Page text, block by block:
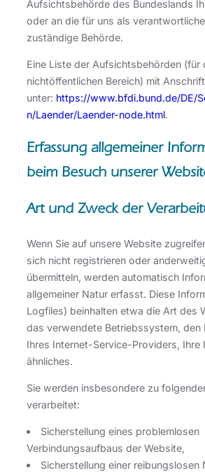
Aufsichtsbehörde des Bundeslands
oder an die für uns als
zuständige Behörde.
Eine Liste der Aufsichtsbehörden (für
nichtöffentlichen Bereich) mit
unter: https://www.bfdi.bund.de/DE/
n/Laender/Laender-node.html.
Erfassung allgemeiner
beim Besuch unserer
Art und Zweck der
Wenn Sie auf unsere Website
sich nicht registrieren oder
übermitteln, werden automatisch
allgemeiner Natur erfasst. Diese
Logfiles) beinhalten etwa die Art des
das verwendete Betriebssystem, den
Ihres Internet-Service-Providers, Ihre
ähnliches.
Sie werden insbesondere zu
verarbeitet:
Sicherstellung eines problemlosen
Verbindungsaufbaus der Website,
Sicherstellung einer reibungslosen